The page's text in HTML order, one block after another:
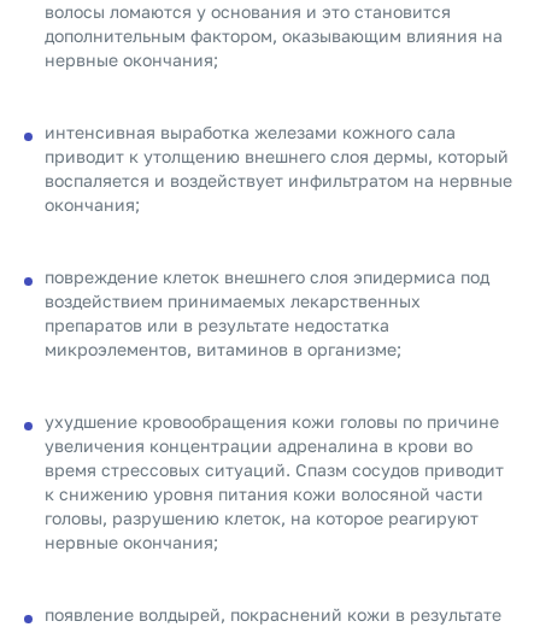
волосы ломаются у основания и это становится
дополнительным фактором, оказывающим влияния на
нервные окончания;
интенсивная выработка железами кожного сала
приводит к утолщению внешнего слоя дермы, который
воспаляется и воздействует инфильтратом на нервные
окончания;
повреждение клеток внешнего слоя эпидермиса под
воздействием принимаемых лекарственных
препаратов или в результате недостатка
микроэлементов, витаминов в организме;
ухудшение кровообращения кожи головы по причине
увеличения концентрации адреналина в крови во
время стрессовых ситуаций. Спазм сосудов приводит
к снижению уровня питания кожи волосяной части
головы, разрушению клеток, на которое реагируют
нервные окончания;
появление волдырей, покраснений кожи в результате